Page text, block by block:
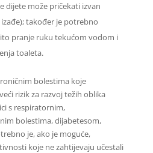
dijete može pričekati izvan
također je potrebno
pranje ruku tekućom vodom i
toaleta.
bolestima koje
rizik za razvoj težih oblika
s respiratornim,
bolestima, dijabetesom,
je, ako je moguće,
koje ne zahtijevaju učestali